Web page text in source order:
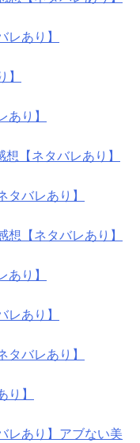
レあり】
】
あり】
【ネタバレあり】
タバレあり】
想【ネタバレあり】
あり】
レあり】
タバレあり】
り】
レあり】アブない美